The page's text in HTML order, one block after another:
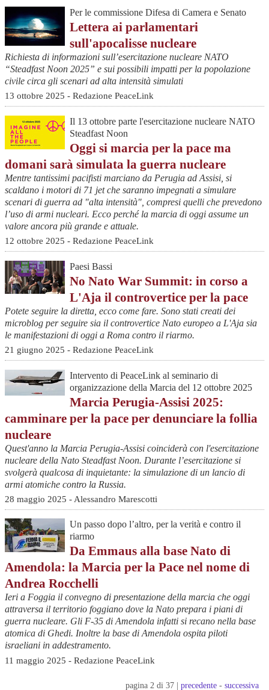
Per le commissione Difesa di Camera e Senato
Lettera ai parlamentari
sull'apocalisse nucleare
Richiesta di informazioni sull’esercitazione nucleare NATO
“Steadfast Noon 2025” e sui possibili impatti per la popolazione
civile circa gli scenari ad alta intensità simulati
13 ottobre 2025 - Redazione PeaceLink
Il 13 ottobre parte l'esercitazione nucleare NATO
Steadfast Noon
Oggi si marcia per la pace ma
domani sarà simulata la guerra nucleare
Mentre tantissimi pacifisti marciano da Perugia ad Assisi, si
scaldano i motori di 71 jet che saranno impegnati a simulare
scenari di guerra ad "alta intensità", compresi quelli che prevedono
l’uso di armi nucleari. Ecco perché la marcia di oggi assume un
valore ancora più grande e attuale.
12 ottobre 2025 - Redazione PeaceLink
Paesi Bassi
No Nato War Summit: in corso a
L'Aja il controvertice per la pace
Potete seguire la diretta, ecco come fare. Sono stati creati dei
microblog per seguire sia il controvertice Nato europeo a L'Aja sia
le manifestazioni di oggi a Roma contro il riarmo.
21 giugno 2025 - Redazione PeaceLink
Intervento di PeaceLink al seminario di
organizzazione della Marcia del 12 ottobre 2025
Marcia Perugia-Assisi 2025:
camminare per la pace per denunciare la follia
nucleare
Quest'anno la Marcia Perugia-Assisi coinciderà con l'esercitazione
nucleare della Nato Steadfast Noon. Durante l’esercitazione si
svolgerà qualcosa di inquietante: la simulazione di un lancio di
armi atomiche contro la Russia.
28 maggio 2025 - Alessandro Marescotti
Un passo dopo l’altro, per la verità e contro il
riarmo
Da Emmaus alla base Nato di
Amendola: la Marcia per la Pace nel nome di
Andrea Rocchelli
Ieri a Foggia il convegno di presentazione della marcia che oggi
attraversa il territorio foggiano dove la Nato prepara i piani di
guerra nucleare. Gli F-35 di Amendola infatti si recano nella base
atomica di Ghedi. Inoltre la base di Amendola ospita piloti
israeliani in addestramento.
11 maggio 2025 - Redazione PeaceLink
pagina 2 di 37 |precedente -successiva